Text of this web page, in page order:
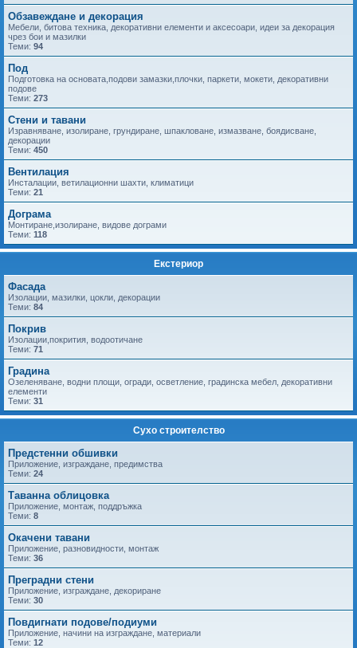
Обзавеждане и декорация
Мебели, битова техника, декоративни елементи и аксесоари, идеи за декорация
чрез бои и мазилки
Теми: 94
Под
Подготовка на основата,подови замазки,плочки, паркети, мокети, декоративни
подове
Теми: 273
Стени и тавани
Изравняване, изолиране, грундиране, шпакловане, измазване, боядисване,
декорации
Теми: 450
Вентилация
Инсталации, ветилационни шахти, климатици
Теми: 21
Дограма
Монтиране,изолиране, видове дограми
Теми: 118
Екстериор
Фасада
Изолации, мазилки, цокли, декорации
Теми: 84
Покрив
Изолации,покрития, водоотичане
Теми: 71
Градина
Озеленяване, водни площи, огради, осветление, градинска мебел, декоративни
елементи
Теми: 31
Сухо строителство
Предстенни обшивки
Приложение, изграждане, предимства
Теми: 24
Таванна облицовка
Приложение, монтаж, поддръжка
Теми: 8
Окачени тавани
Приложение, разновидности, монтаж
Теми: 36
Преградни стени
Приложение, изграждане, декориране
Теми: 30
Повдигнати подове/подиуми
Приложение, начини на изграждане, материали
Теми: 12